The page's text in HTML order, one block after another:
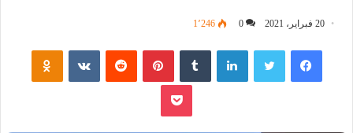
20 فبراير، 2021 0 1٬246
فيسبوك تويتر لينكدإن بينتيريست
بوكيت